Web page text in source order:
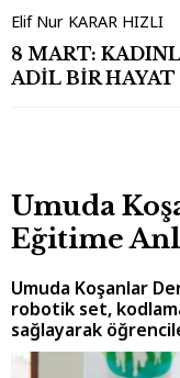
Elif Nur KARAR HIZLI
8 MART:
ADİL BİR HAYAT
Umuda
Eğitime
Umuda Koşanlar
robotik set,
sağlayarak